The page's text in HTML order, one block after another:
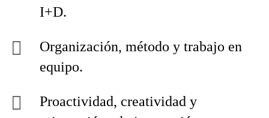
I+D.
Organización, método y trabajo en
equipo.
Proactividad, creatividad y